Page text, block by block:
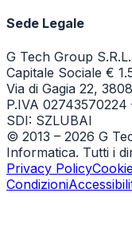
Sede Legale
G Tech Group
Capitale Sociale €
Via di Gagia 22,
P.IVA
SDI: SZLUBAI
© 2013 – 2026 G
Informatica. Tutti i
Privacy Policy
Condizioni